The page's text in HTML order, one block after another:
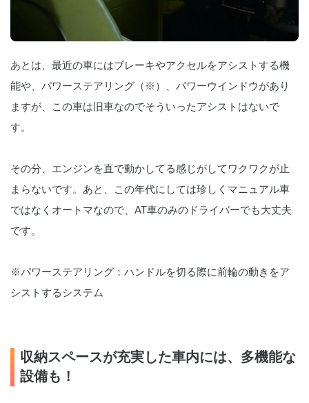
あとは、最近の車にはブレーキやアクセルをアシストする機
能や、パワーステアリング（※）、パワーウインドウがあり
ますが、この車は旧車なのでそういったアシストはないで
す。
その分、エンジンを直で動かしてる感じがしてワクワクが止
まらないです。あと、この年代にしては珍しくマニュアル車
ではなくオートマなので、AT車のみのドライバーでも大丈夫
です。
※パワーステアリング：ハンドルを切る際に前輪の動きをア
シストするシステム
収納スペースが充実した車内には、多機能な
設備も！